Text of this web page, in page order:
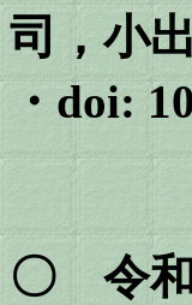
司，小
・doi:
〇 令